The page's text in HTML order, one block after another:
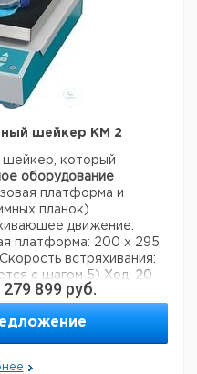
шейкер KM 2
который
оборудование
платформа и
планок)
движение:
платформа: 200 х 295
Скорость встряхивания:
с шагом 5) Ход: 20
ч 59 мин
скорости и
CO2: 5%
95% без конденсации
279 899 руб.